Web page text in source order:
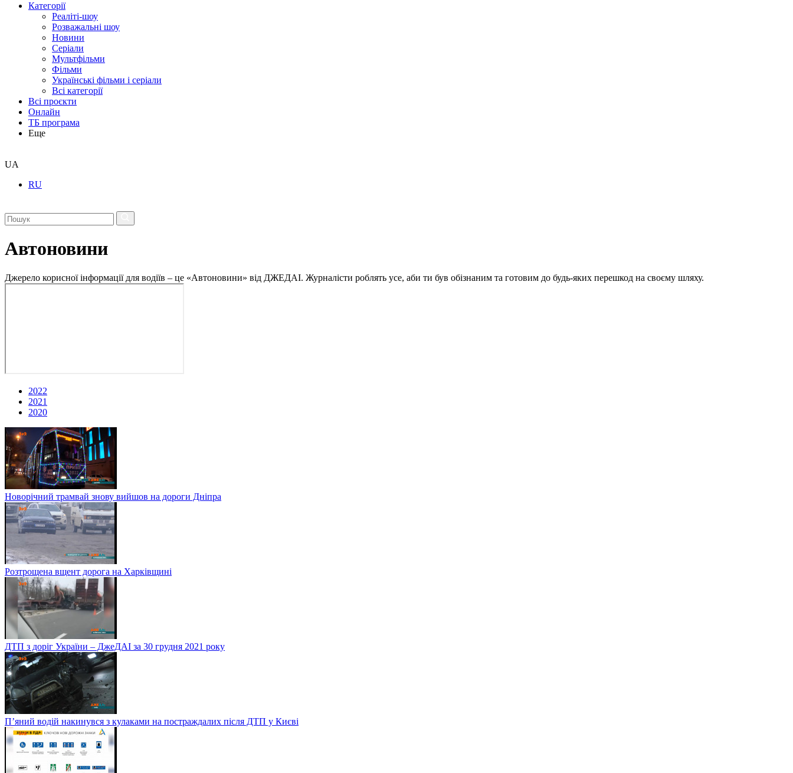
Категорії
Реаліті-шоу
Розважальні шоу
Новини
Серіали
Мультфільми
Фільми
Українські фільми і серіали
Всі категорії
Всі проєкти
Онлайн
ТБ програма
Еще
UA
RU
Автоновини
Джерело корисної інформації для водіїв – це «Автоновини» від ДЖЕДАІ. Журналісти роблять усе, аби ти був обізнаним та готовим до будь-яких перешкод на своєму шляху.
2022
2021
2020
Новорічний трамвай знову вийшов на дороги Дніпра
Розтрощена вщент дорога на Харківщині
ДТП з доріг України – ДжеДАІ за 30 грудня 2021 року
П’яний водій накинувся з кулаками на постраждалих після ДТП у Києві